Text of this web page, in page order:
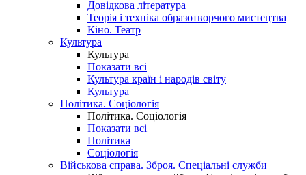
Довідкова література
Теорія і техніка образотворчого мистецтва
Кіно. Театр
Культура
Культура
Показати всі
Культура країн і народів світу
Культура
Політика. Соціологія
Політика. Соціологія
Показати всі
Політика
Соціологія
Військова справа. Зброя. Спеціальні служби